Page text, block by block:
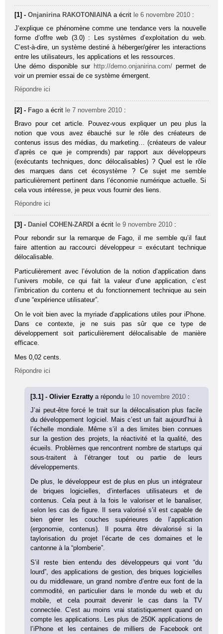
[1] -Onjanirina RAKOTONIAINA a écrit le 6 novembre 2010 :
J’explique ce phénomène comme une tendance vers la nouvelle
forme d’offre web (3.0) : Les systèmes d’exploitation du web.
C’est-à-dire, un système destiné à héberger/gérer les interactions
entre les utilisateurs, les applications et les ressources.
Une démo disponible sur http://demo.onjanirina.com/permet de
voir un premier essai de ce système émergent.
Répondre ici
[2] - Fago a écrit le 7 novembre 2010 :
Bravo pour cet article. Pouvez-vous expliquer un peu plus la
notion que vous avez ébauché sur le rôle des créateurs de
contenus issus des médias, du marketing… (créateurs de valeur
d’après ce que je comprends) par rapport aux développeurs
(exécutants techniques, donc délocalisables) ? Quel est le rôle
des marques dans cet écosystème ? Ce sujet me semble
particulièrement pertinent dans l’économie numérique actuelle. Si
cela vous intéresse, je peux vous fournir des liens.
Répondre ici
[3] - Daniel COHEN-ZARDI a écrit le 9 novembre 2010 :
Pour rebondir sur la remarque de Fago, il me semble qu’il faut
faire attention au raccourci développeur = exécutant technique
délocalisable.
Particulièrement avec l’évolution de la notion d’application dans
l’univers mobile, ce qui fait la valeur d’une application, c’est
l’imbrication du contenu et du fonctionnement technique au sein
d’une “expérience utilisateur”.
On le voit bien avec la myriade d’applications utiles pour iPhone.
Dans ce contexte, je ne suis pas sûr que ce type de
développement soit particulièrement délocalisable de manière
efficace.
Mes 0,02 cents.
Répondre ici
[3.1] - Olivier Ezrattya répondu le 10 novembre 2010 :
J’ai peut-être forcé le trait sur la délocalisation plus facile
du développement logiciel. Mais c’est un fait aujourd’hui à
l’échelle mondiale. Même s’il a des limites bien connues
sur la gestion des projets, la réactivité et la qualité, des
écueils. Problèmes que rencontrent nombre de startups qui
sous-traitent à l’étranger tout ou partie de leurs
développements.
De plus, le développeur est de plus en plus un intégrateur
de briques logicielles, d’interfaces utilisateurs et de
contenus. Cela peut à la fois le valoriser et le banaliser,
selon les cas de figure. Il sera valorisé s’il est capable de
bien gérer les couches supérieures de l’application
(ergonomie, contenus). Il pourra être dévalorisé si la
taylorisation du projet l’écarte de ces domaines et le
cantonne à la “plomberie”.
S’il reste bien entendu des développeurs qui vont “du
lourd”, des applications de gestion, des briques logicielles
ou du middleware, un grand nombre d’entre eux font de la
commodité, en particulier dans le monde du web et du
mobile, et cela pourrait devenir le cas dans la TV
connectée. C’est au moins vrai statistiquement quand on
compte les applications. Les plus de 250K applications de
l’iPhone et les centaines de milliers de Facebook ont